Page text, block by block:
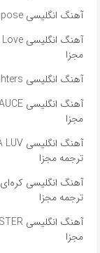
آهنگ انگلیسی Impose از Bad Omens به همراه متن و ترجمه مجزا
مجزا
آهنگ انگلیسی Lighters از Bad Meets Evil به همراه متن و ترجمه مجزا
مجزا
ترجمه مجزا
ترجمه مجزا
مجزا